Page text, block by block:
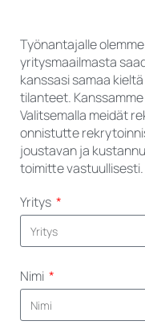
Työnantajalle
yritysmaailmasta
kanssasi samaa
tilanteet.
Valitsemalla meidät
onnistutte
joustavan ja
toimitte vastuullisesti.
Yritys
Nimi